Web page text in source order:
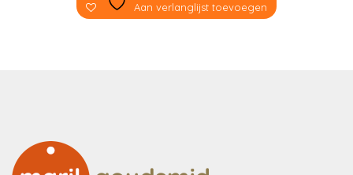
Aan verlanglijst toevoegen